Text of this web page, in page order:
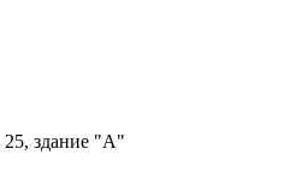
25, здание "А"